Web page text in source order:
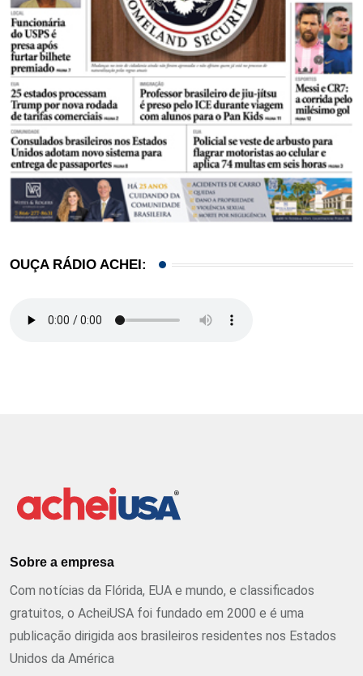
OUÇA RÁDIO ACHEI:
Sobre a empresa
Com notícias da Flórida, EUA e mundo, e classificados
gratuitos, o AcheiUSA foi fundado em 2000 e é uma
publicação dirigida aos brasileiros residentes nos Estados
Unidos da América